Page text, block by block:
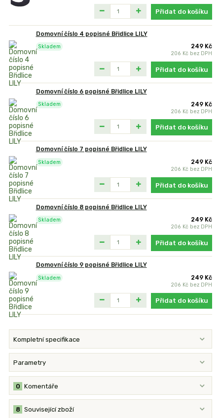
Přidat do košíku
Domovní číslo 4 popisné Břidlice LILY
249 Kč
206 Kč bez DPH
Skladem
Přidat do košíku
Domovní číslo 6 popisné Břidlice LILY
249 Kč
206 Kč bez DPH
Skladem
Přidat do košíku
Domovní číslo 7 popisné Břidlice LILY
249 Kč
206 Kč bez DPH
Skladem
Přidat do košíku
Domovní číslo 8 popisné Břidlice LILY
249 Kč
206 Kč bez DPH
Skladem
Přidat do košíku
Domovní číslo 9 popisné Břidlice LILY
249 Kč
206 Kč bez DPH
Skladem
Přidat do košíku
Kompletní specifikace
Parametry
Komentáře
0
Související zboží
8